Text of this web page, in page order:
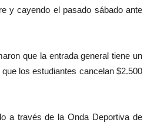
y cayendo el pasado sábado ante
que la entrada general tiene un
los estudiantes cancelan $2.500
a través de la Onda Deportiva de